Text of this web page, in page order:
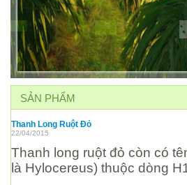
SẢN PHẨM
Thanh Long Ruột Đỏ
22/04/2015
Thanh long ruột đỏ còn có
là Hylocereus) thuộc dòng